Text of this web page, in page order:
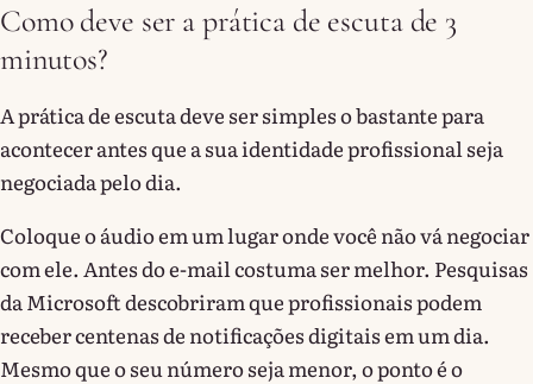
Como deve ser a prática de escuta de 3
minutos?
A prática de escuta deve ser simples o bastante para
acontecer antes que a sua identidade profissional seja
negociada pelo dia.
Coloque o áudio em um lugar onde você não vá negociar
com ele. Antes do e-mail costuma ser melhor. Pesquisas
da Microsoft descobriram que profissionais podem
receber centenas de notificações digitais em um dia.
Mesmo que o seu número seja menor, o ponto é o